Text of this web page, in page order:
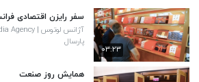
۰۳:۲۳
سفر رایزن اقتصادی
آژانس لوتوس | Lotus Media Agency
پارسال
همایش روز صنعت